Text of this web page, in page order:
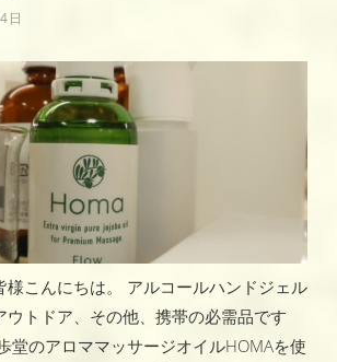
日
様こんにちは。 アルコールハンドジェル
ウトドア、その他、携帯の必需品です
堂のアロママッサージオイルHOMAを使